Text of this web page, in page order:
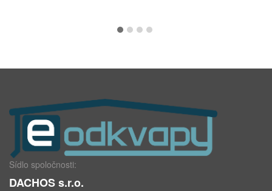
Sídlo spoločnosti:
DACHOS s.r.o.